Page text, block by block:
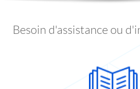
Besoin d'assistance ou